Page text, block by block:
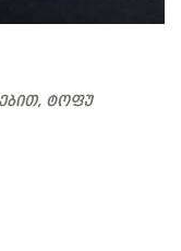
ტოფუ